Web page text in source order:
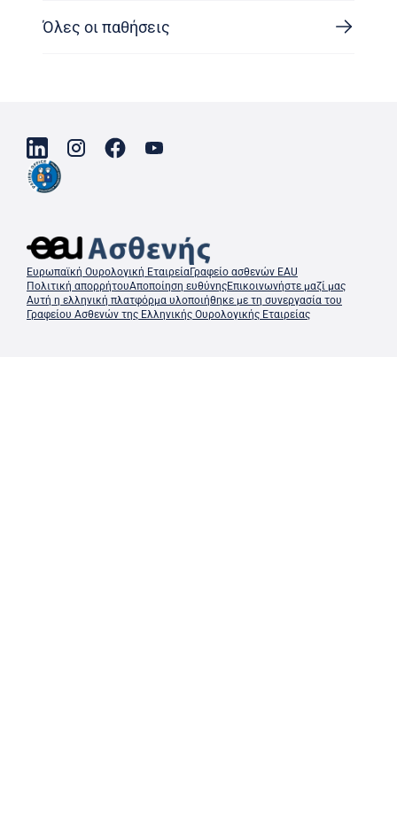
Όλες οι παθήσεις
Ευρωπαϊκή Ουρολογική ΕταιρείαΓραφείο ασθενών EAU
Πολιτική απορρήτουΑποποίηση ευθύνηςΕπικοινωνήστε μαζί μας
Αυτή η ελληνική πλατφόρμα υλοποιήθηκε με τη συνεργασία του
Γραφείου Ασθενών της Ελληνικής Ουρολογικής Εταιρείας